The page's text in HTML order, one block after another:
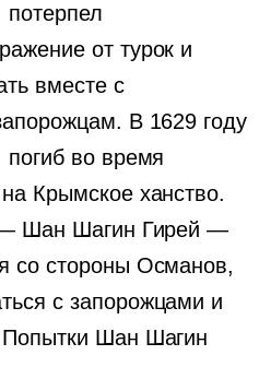
от турок и
вместе с
В 1629 году
во время
Крымское ханство.
— Шан Шагин Гирей —
со стороны Османов,
с запорожцами и
Шан Шагин